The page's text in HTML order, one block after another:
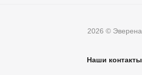
2026 © Эверена
Наши контакты